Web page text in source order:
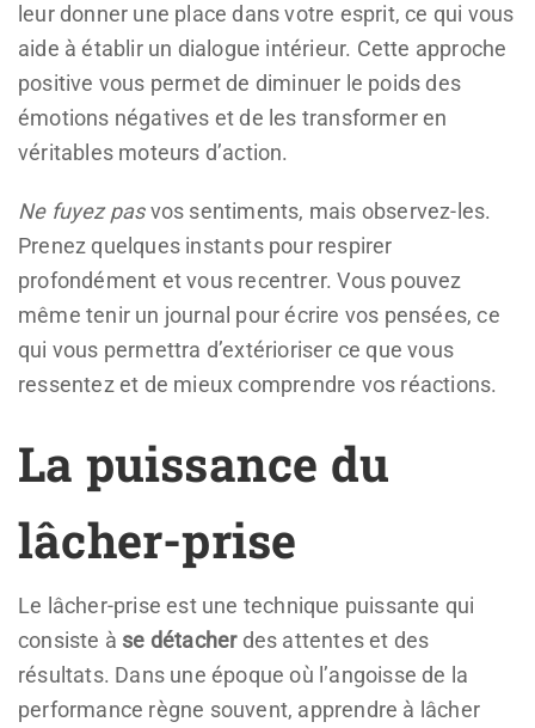
leur donner une place dans votre esprit, ce qui vous
aide à établir un dialogue intérieur. Cette approche
positive vous permet de diminuer le poids des
émotions négatives et de les transformer en
véritables moteurs d’action.
Ne fuyez pasvos sentiments, mais observez-les.
Prenez quelques instants pour respirer
profondément et vous recentrer. Vous pouvez
même tenir un journal pour écrire vos pensées, ce
qui vous permettra d’extérioriser ce que vous
ressentez et de mieux comprendre vos réactions.
La puissance du
lâcher-prise
Le lâcher-prise est une technique puissante qui
consiste à se détacherdes attentes et des
résultats. Dans une époque où l’angoisse de la
performance règne souvent, apprendre à lâcher